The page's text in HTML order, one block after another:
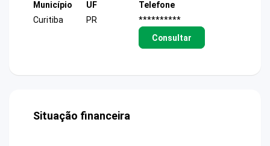
Município
Curitiba
UF
PR
Telefone
**********
Consultar
Situação financeira